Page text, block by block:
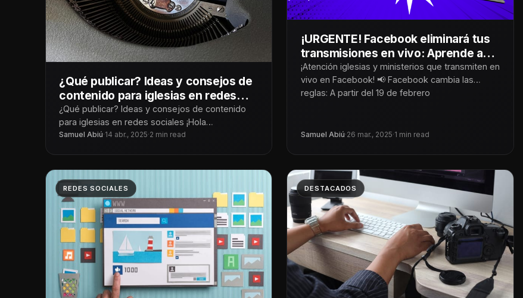
¿Qué publicar? Ideas y consejos de
contenido para iglesias en redes
sociales
¿Qué publicar? Ideas y consejos de contenido
para iglesias en redes sociales ¡Hola
Tecnoiglesiólogos! Las redes sociales se han
Samuel Abiú·14 abr., 2025·2 min read
¡URGENTE! Facebook eliminará tus
transmisiones en vivo: Aprende a
salvarlas
¡Atención iglesias y ministerios que transmiten en
vivo en Facebook! 📢 Facebook cambia las
reglas: A partir del 19 de febrero
Samuel Abiú·26 mar., 2025·1 min read
REDES SOCIALES DESTACADOS